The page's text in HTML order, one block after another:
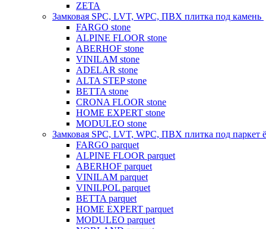
ZETA
Замковая SPC, LVT, WPC, ПВХ плитка под камень
FARGO stone
ALPINE FLOOR stone
ABERHOF stone
VINILAM stone
ADELAR stone
ALTA STEP stone
BETTA stone
CRONA FLOOR stone
HOME EXPERT stone
MODULEO stone
Замковая SPC, LVT, WPC, ПВХ плитка под паркет
FARGO parquet
ALPINE FLOOR parquet
ABERHOF parquet
VINILAM parquet
VINILPOL parquet
BETTA parquet
HOME EXPERT parquet
MODULEO parquet